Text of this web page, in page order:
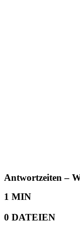
Antwortzeiten –
1 MIN
0 DATEIEN